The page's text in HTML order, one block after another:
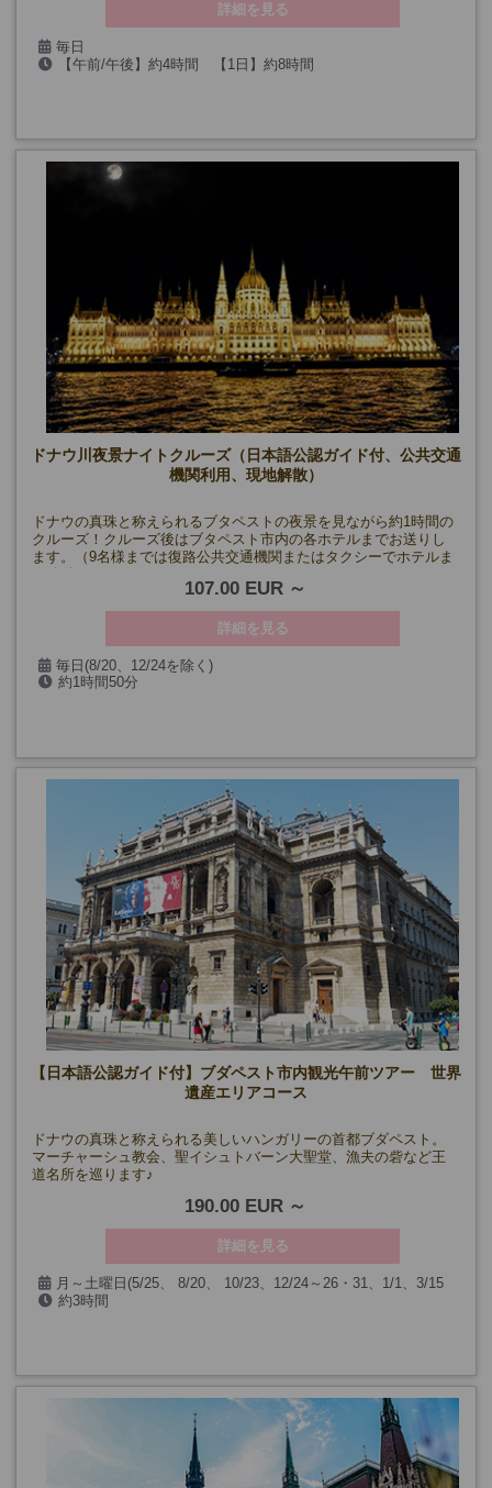
詳細を見る
毎日
【午前/午後】約4時間 【1日】約8時間
ドナウ川夜景ナイトクルーズ（日本語公認ガイド付、公共交通
機関利用、現地解散）
ドナウの真珠と称えられるブタペストの夜景を見ながら約1時間の
クルーズ！クルーズ後はブタペスト市内の各ホテルまでお送りし
ます。（9名様までは復路公共交通機関またはタクシーでホテルま
107.00 EUR
詳細を見る
毎日(8/20、12/24を除く)
約1時間50分
【日本語公認ガイド付】ブダペスト市内観光午前ツアー 世界
遺産エリアコース
ドナウの真珠と称えられる美しいハンガリーの首都ブダペスト。
マーチャーシュ教会、聖イシュトバーン大聖堂、漁夫の砦など王
道名所を巡ります♪
190.00 EUR
詳細を見る
月～土曜日(5/25、 8/20、 10/23、12/24～26・31、1/1、3/15
を除く)約3時間